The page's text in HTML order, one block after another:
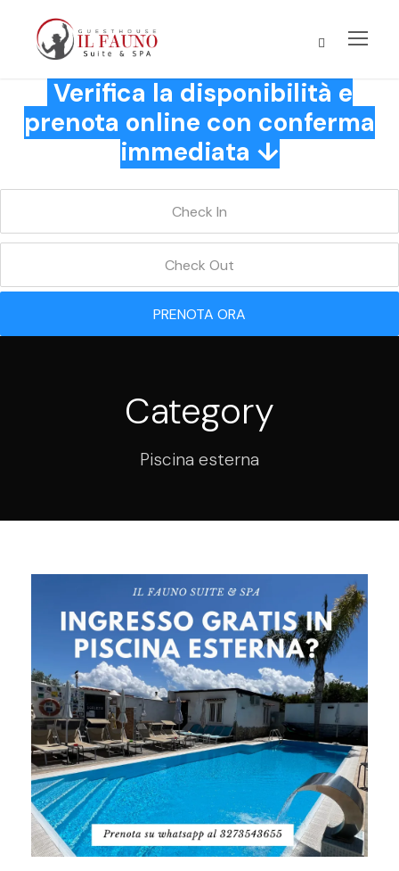
Verifica la disponibilità e
prenota online con conferma
immediata ↓
PRENOTA ORA
Category
Piscina esterna